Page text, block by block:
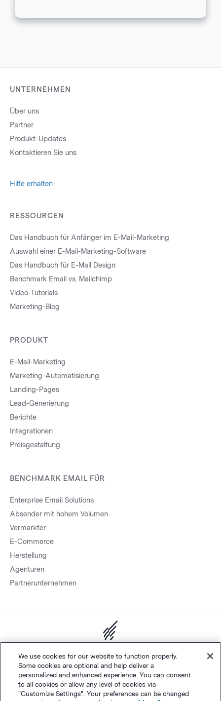
UNTERNEHMEN
Über uns
Partner
Produkt-Updates
Kontaktieren Sie uns
Hilfe erhalten
RESSOURCEN
Das Handbuch für Anfänger im E-Mail-Marketing
Auswahl einer E-Mail-Marketing-Software
Das Handbuch für E-Mail Design
Benchmark Email vs. Mailchimp
Video-Tutorials
Marketing-Blog
PRODUKT
E-Mail-Marketing
Marketing-Automatisierung
Landing-Pages
Lead-Generierung
Berichte
Integrationen
Preisgestaltung
BENCHMARK EMAIL FÜR
Enterprise Email Solutions
Absender mit hohem Volumen
Vermarkter
E-Commerce
Herstellung
Agenturen
Partnerunternehmen
Polaris Software, LLC
Deutsch
We use cookies for our website to function properly.
Some cookies are optional and help deliver a
personalized and enhanced experience. You can consent
to all cookies or allow any level of cookies via
"Customize Settings". Your preferences can be changed